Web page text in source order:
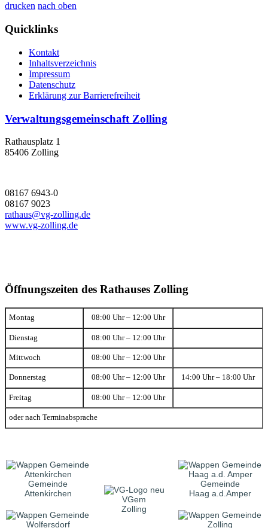
drucken nach oben
Quicklinks
Kontakt
Inhaltsverzeichnis
Impressum
Datenschutz
Erklärung zur Barrierefreiheit
Verwaltungsgemeinschaft Zolling
Rathausplatz 1
85406 Zolling
08167 6943-0
08167 9023
rathaus@vg-zolling.de
www.vg-zolling.de
Öffnungszeiten des Rathauses Zolling
Montag 08:00 Uhr – 12:00 Uhr
Dienstag 08:00 Uhr – 12:00 Uhr
Mittwoch 08:00 Uhr – 12:00 Uhr
Donnerstag 08:00 Uhr – 12:00 Uhr 14:00 Uhr – 18:00 Uhr
Freitag 08:00 Uhr – 12:00 Uhr
oder nach Terminabsprache
Gemeinde
Attenkirchen
VGem
Zolling
Gemeinde
Haag a.d.Amper